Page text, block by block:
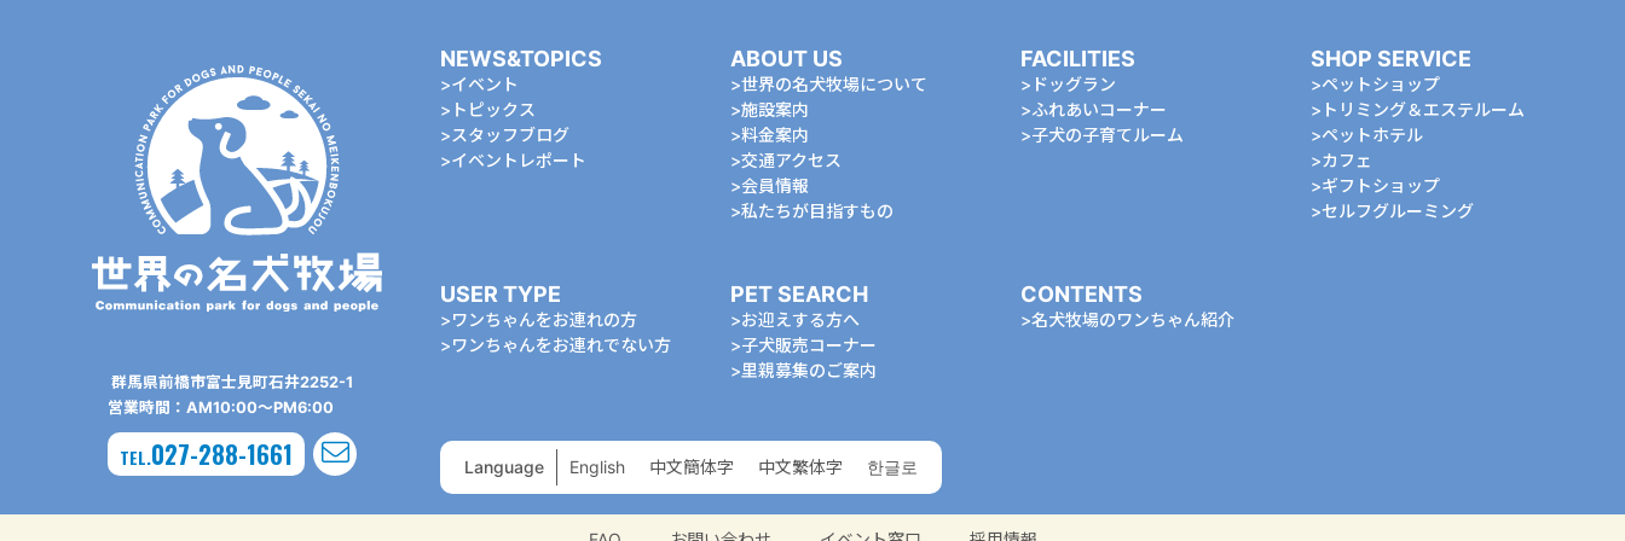
群⾺県前橋市富⼠⾒町⽯井2252-1
営業時間：AM10:00〜PM6:00
TEL.027-288-1661
NEWS&TOPICS
イベント
トピックス
スタッフブログ
イベントレポート
ABOUT US
世界の名犬牧場について
施設案内
料金案内
交通アクセス
会員情報
私たちが⽬指すもの
FACILITIES
ドッグラン
ふれあいコーナー
⼦⽝の⼦育てルーム
SHOP SERVICE
ペットショップ
トリミング＆エステルーム
ペットホテル
カフェ
ギフトショップ
セルフグルーミング
USER TYPE
ワンちゃんをお連れの⽅
ワンちゃんをお連れでない⽅
PET SEARCH
お迎えする⽅へ
⼦⽝販売コーナー
⾥親募集のご案内
CONTENTS
名⽝牧場のワンちゃん紹介
Language English 中⽂簡体字 中⽂繁体字 한글로